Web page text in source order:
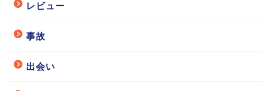
レビュー
事故
出会い